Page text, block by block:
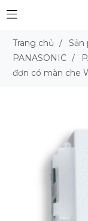
Trang chủ / Sản
PANASONIC /
đơn có màn che